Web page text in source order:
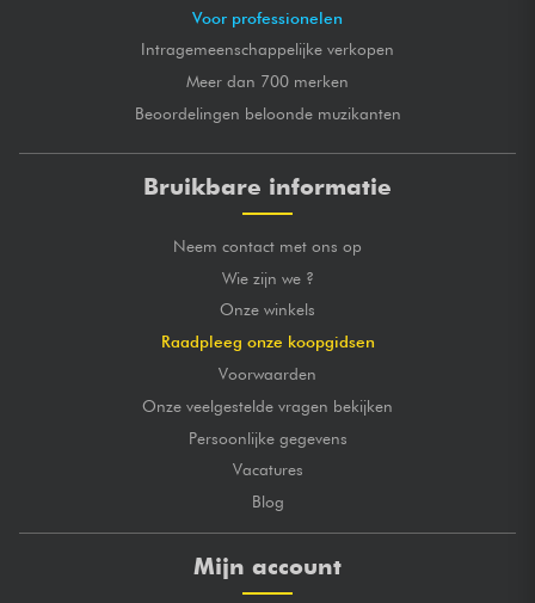
Voor professionelen
Intragemeenschappelijke verkopen
Meer dan 700 merken
Beoordelingen beloonde muzikanten
Bruikbare informatie
Neem contact met ons op
Wie zijn we ?
Onze winkels
Raadpleeg onze koopgidsen
Voorwaarden
Onze veelgestelde vragen bekijken
Persoonlijke gegevens
Vacatures
Blog
Mijn account